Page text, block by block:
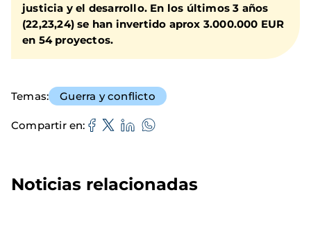
justicia y el desarrollo. En los últimos 3 años
(22,23,24) se han invertido aprox 3.000.000 EUR
en 54 proyectos.
Temas Guerra y conflicto
Compartir en
Noticias relacionadas